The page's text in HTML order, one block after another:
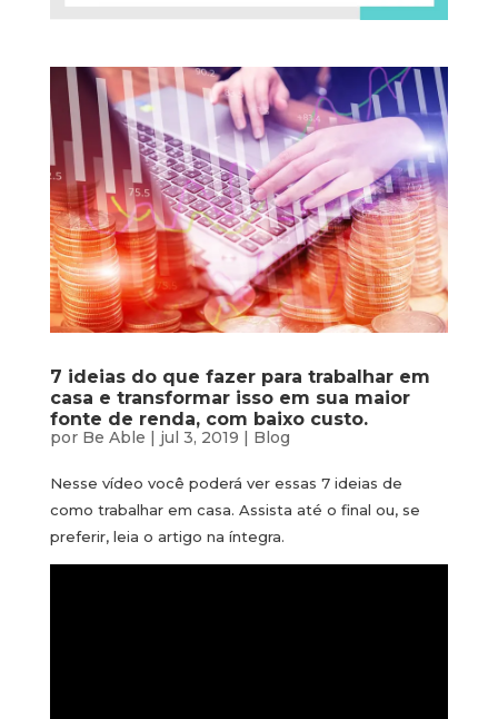
7 ideias do que fazer para trabalhar em
casa e transformar isso em sua maior
fonte de renda, com baixo custo.
por Be Able | jul 3, 2019 | Blog
Nesse vídeo você poderá ver essas 7 ideias de
como trabalhar em casa. Assista até o final ou, se
preferir, leia o artigo na íntegra.